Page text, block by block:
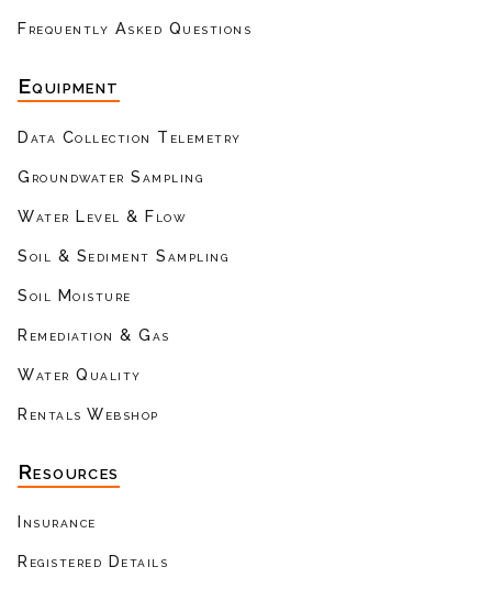
Frequently Asked Questions
Equipment
Data Collection Telemetry
Groundwater Sampling
Water Level & Flow
Soil & Sediment Sampling
Soil Moisture
Remediation & Gas
Water Quality
Rentals Webshop
Resources
Insurance
Registered Details